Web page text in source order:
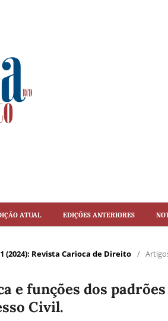
Atual Edições Anteriores
(2024): Revista Carioca de Direito /
e funções dos
Civil.